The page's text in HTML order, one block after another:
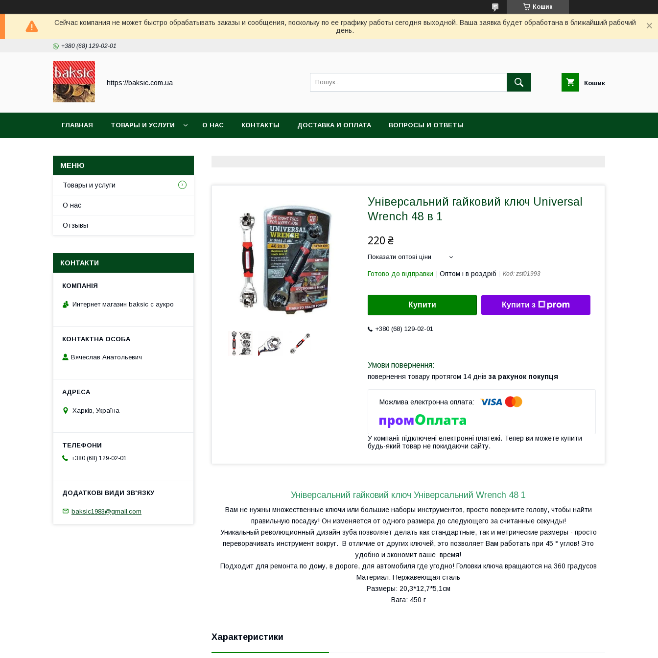
Кошик
Сейчас компания не может быстро обрабатывать заказы и сообщения, поскольку по ее графику работы сегодня выходной. Ваша заявка будет обработана в ближайший рабочий
день.
+380 (68) 129-02-01
https://baksic.com.ua Кошик
ГЛАВНАЯ ТОВАРЫ И УСЛУГИ О НАС КОНТАКТЫ ДОСТАВКА И ОПЛАТА ВОПРОСЫ И ОТВЕТЫ
Універсальний гайковий ключ Universal
Wrench 48 в 1
220 ₴
Показати оптові ціни
Готово до відправки Оптом і в роздріб Код: zst01993
Купити Купити з
+380 (68) 129-02-01
повернення товару протягом 14 днів за рахунок покупця
У компанії підключені електронні платежі. Тепер ви можете купити
будь-який товар не покидаючи сайту.
Універсальний гайковий ключ Універсальний Wrench 48 1
Вам не нужны множественные ключи или большие наборы инструментов, просто поверните голову, чтобы найти
правильную посадку! Он изменяется от одного размера до следующего за считанные секунды!
Уникальный революционный дизайн зуба позволяет делать как стандартные, так и метрические размеры - просто
переворачивать инструмент вокруг. В отличие от других ключей, это позволяет Вам работать при 45 ° углов! Это
удобно и экономит ваше время!
Подходит для ремонта по дому, в дороге, для автомобиля где угодно! Головки ключа вращаются на 360 градусов
Материал: Нержавеющая сталь
Размеры: 20,3*12,7*5,1см
Вага: 450 г
Характеристики
Товары и услуги
О нас
Отзывы
КОНТАКТИ
Интернет магазин baksic с аукро
Вячеслав Анатольевич
Харків, Україна
+380 (68) 129-02-01
baksic1983@gmail.com